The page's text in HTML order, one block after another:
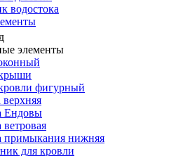
водостока
элементы
фигурный
Ендовы
примыкания нижняя
для кровли